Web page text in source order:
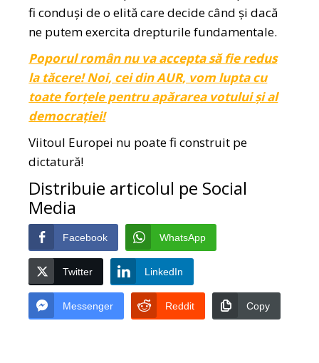
fi conduși de o elită care decide când și dacă
ne putem exercita drepturile fundamentale.
Poporul român nu va accepta să fie redus
la tăcere! Noi, cei din AUR, vom lupta cu
toate forțele pentru apărarea votului și al
democrației!
Viitoul Europei nu poate fi construit pe
dictatură!
Distribuie articolul pe Social
Media
Facebook WhatsApp
Twitter LinkedIn
Messenger Reddit Copy